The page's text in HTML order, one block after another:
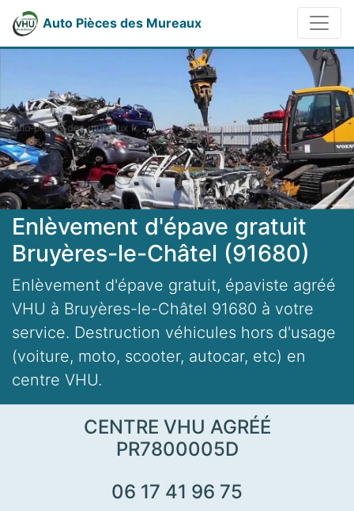
Auto Pièces des Mureaux
Enlèvement d'épave gratuit
Bruyères-le-Châtel (91680)
Enlèvement d'épave gratuit, épaviste agréé
VHU à Bruyères-le-Châtel 91680 à votre
service. Destruction véhicules hors d'usage
(voiture, moto, scooter, autocar, etc) en
centre VHU.
CENTRE VHU AGRÉÉ
PR7800005D
06 17 41 96 75